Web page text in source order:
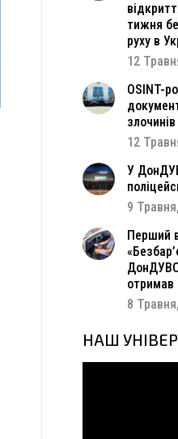
тижня
руху в
12
OSINT-
12
У
9
Перший
ДонДУВС
отримав
8
НАШ